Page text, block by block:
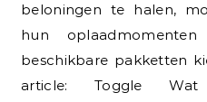
beloningen te halen,
hun
beschikbare pakketten
article: Toggle